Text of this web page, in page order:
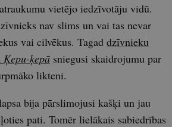
vietējo iedzīvotāju vidū.
nav slims un vai tas nevar
vai cilvēkus. Tagad dzīvnieku
Ķepu-ķepā sniegusi skaidrojumu par
likteni.
bija pārslimojusi kašķi un jau
pati. Tomēr lielākais sabiedrības